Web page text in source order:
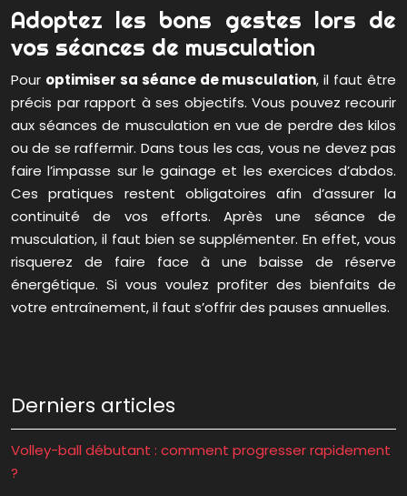
Adoptez les bons gestes lors de
vos séances de musculation
Pour optimiser sa séance de musculation, il faut être
précis par rapport à ses objectifs. Vous pouvez recourir
aux séances de musculation en vue de perdre des kilos
ou de se raffermir. Dans tous les cas, vous ne devez pas
faire l’impasse sur le gainage et les exercices d’abdos.
Ces pratiques restent obligatoires afin d’assurer la
continuité de vos efforts. Après une séance de
musculation, il faut bien se supplémenter. En effet, vous
risquerez de faire face à une baisse de réserve
énergétique. Si vous voulez profiter des bienfaits de
votre entraînement, il faut s’offrir des pauses annuelles.
Derniers articles
Volley-ball débutant : comment progresser rapidement
?